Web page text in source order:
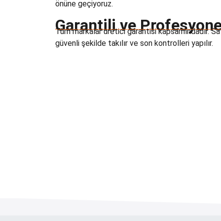
önüne geçiyoruz.
Garantili ve
Tüm markalar üretici garantisi kapsamındadır.
güvenli şekilde takılır ve son kontrolleri yapılır.